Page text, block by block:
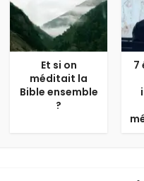
Et si on
méditait la
Bible ensemble
?
7